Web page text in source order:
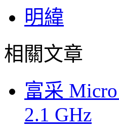
明緯
相關文章
富采
2.1 GHz